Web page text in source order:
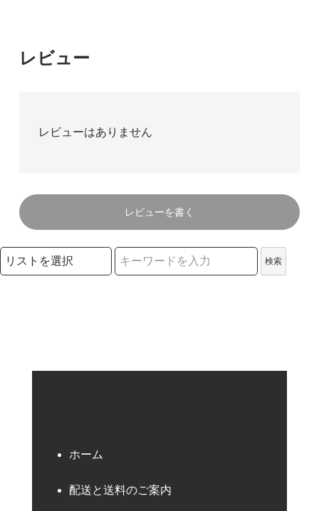
レビュー
レビューはありません
レビューを書く
検索リストの選択
検索
ホーム
配送と送料のご案内